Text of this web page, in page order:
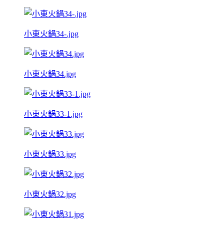
小東火鍋34-.jpg
小東火鍋34.jpg
小東火鍋33-1.jpg
小東火鍋33.jpg
小東火鍋32.jpg